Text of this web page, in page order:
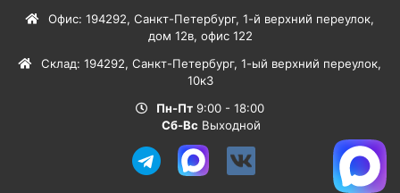
Офис: 194292, Санкт-Петербург, 1-й верхний переулок,
дом 12в, офис 122
Склад: 194292, Санкт-Петербург, 1-ый верхний переулок,
10к3
Пн-Пт 9:00 - 18:00
Сб-Вс Выходной